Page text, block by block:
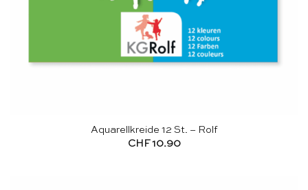
Aquarellkreide 12 St. – Rolf
CHF10.90